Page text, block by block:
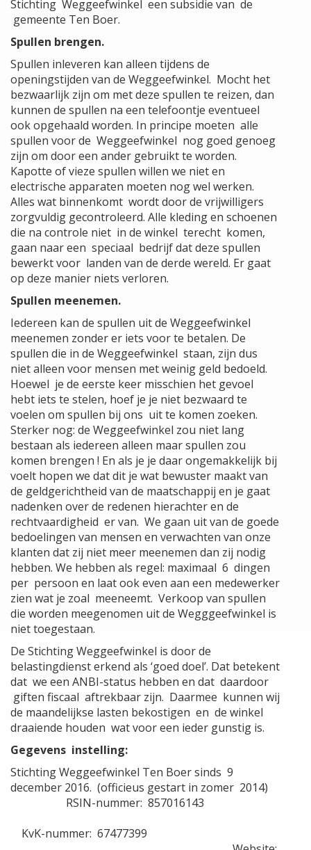
Stichting Weggeefwinkel een subsidie van de
gemeente Ten Boer.
Spullen brengen.
Spullen inleveren kan alleen tijdens de
openingstijden van de Weggeefwinkel. Mocht het
bezwaarlijk zijn om met deze spullen te reizen, dan
kunnen de spullen na een telefoontje eventueel
ook opgehaald worden. In principe moeten alle
spullen voor de Weggeefwinkel nog goed genoeg
zijn om door een ander gebruikt te worden.
Kapotte of vieze spullen willen we niet en
electrische apparaten moeten nog wel werken.
Alles wat binnenkomt wordt door de vrijwilligers
zorgvuldig gecontroleerd. Alle kleding en schoenen
die na controle niet in de winkel terecht komen,
gaan naar een speciaal bedrijf dat deze spullen
bewerkt voor landen van de derde wereld. Er gaat
op deze manier niets verloren.
Spullen meenemen.
Iedereen kan de spullen uit de Weggeefwinkel
meenemen zonder er iets voor te betalen. De
spullen die in de Weggeefwinkel staan, zijn dus
niet alleen voor mensen met weinig geld bedoeld.
Hoewel je de eerste keer misschien het gevoel
hebt iets te stelen, hoef je je niet bezwaard te
voelen om spullen bij ons uit te komen zoeken.
Sterker nog: de Weggeefwinkel zou niet lang
bestaan als iedereen alleen maar spullen zou
komen brengen ! En als je je daar ongemakkelijk bij
voelt hopen we dat dit je wat bewuster maakt van
de geldgerichtheid van de maatschappij en je gaat
nadenken over de redenen hierachter en de
rechtvaardigheid er van. We gaan uit van de goede
bedoelingen van mensen en verwachten van onze
klanten dat zij niet meer meenemen dan zij nodig
hebben. We hebben als regel: maximaal 6 dingen
per persoon en laat ook even aan een medewerker
zien wat je zoal meeneemt. Verkoop van spullen
die worden meegenomen uit de Wegggeefwinkel is
niet toegestaan.
De Stichting Weggeefwinkel is door de
belastingdienst erkend als ‘goed doel’. Dat betekent
dat we een ANBI-status hebben en dat daardoor
giften fiscaal aftrekbaar zijn. Daarmee kunnen wij
de maandelijkse lasten bekostigen en de winkel
draaiende houden wat voor een ieder gunstig is.
Gegevens instelling:
Stichting Weggeefwinkel Ten Boer sinds 9
december 2016. (officieus gestart in zomer 2014)
RSIN-nummer: 857016143
KvK-nummer: 67477399